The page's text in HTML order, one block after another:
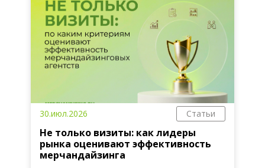
30.июл.2026 Статьи
Не только визиты: как лидеры
рынка оценивают эффективность
мерчандайзинга